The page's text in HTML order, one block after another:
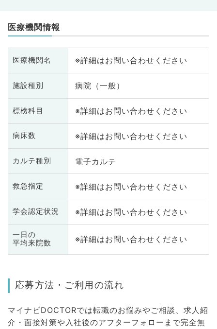
医療機関情報
医療機関名 ※詳細はお問い合わせください
施設種別 病院（一般）
標榜科目 ※詳細はお問い合わせください
病床数 ※詳細はお問い合わせください
カルテ種別 電子カルテ
救急指定 ※詳細はお問い合わせください
学会認定状況 ※詳細はお問い合わせください
一日の
平均来院数
※詳細はお問い合わせください
応募方法・ご利用の流れ
マイナビDOCTORでは転職のお悩みやご相談、求人紹
介・面接対策や入社後のアフターフォローまで完全無